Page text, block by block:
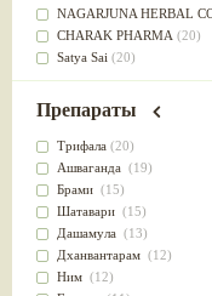
Ароматерапия(29)
Жаропонижающее(29)
для памяти(28)
для почек(28)
Слабительное (28)
Афродизиак(27)
Напитки(27)
Для йоги (27)
Для потенции(26)
Для душа(25)
для концентрации внимания
при нарушении эрекции
NAGARJUNA HERBAL
CHARAK PHARMA (20)
Satya Sai (20)
Vyas(20)
Kerala Ayurveda
(19)
Organic India pvt ltd
Lalita(16)
Ashtang Herbals
Alarsin(14)
Vasu Health care
Baraka(13)
Dabur India Ltd
Препараты
Трифала (20)
Ашваганда (19)
Брами (15)
Шатавари (15)
Дашамула (13)
Дханвантарам (12)
Ним (12)